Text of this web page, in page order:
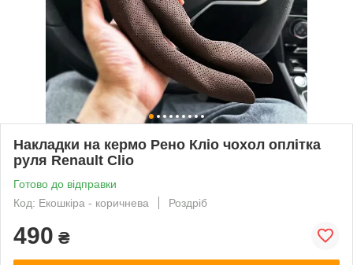
Накладки на кермо Рено Кліо чохол оплітка
руля Renault Clio
Готово до відправки
Код: Екошкіра - коричнева
Роздріб
490 ₴